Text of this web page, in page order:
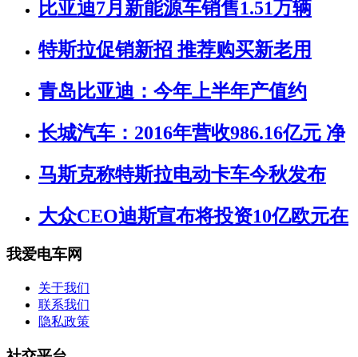
比亚迪7月新能源车销售1.51万辆
特斯拉促销新招 推荐购买新老用
青岛比亚迪：今年上半年产值约
长城汽车：2016年营收986.16亿元 净
马斯克称特斯拉电动卡车今秋发布
大众CEO迪斯宣布将投资10亿欧元在
我爱电车网
关于我们
联系我们
隐私政策